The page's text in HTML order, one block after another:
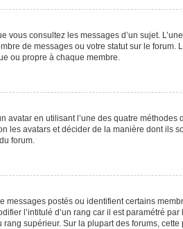
vous consultez les messages d’un sujet.
de messages ou votre statut sur le forum.
ou propre à chaque membre.
avatar en utilisant l’une des quatre méthodes
les avatars et décider de la manière dont ils
forum.
messages postés ou identifient certains
l’intitulé d’un rang car il est paramétré par
supérieur. Sur la plupart des forums, cette